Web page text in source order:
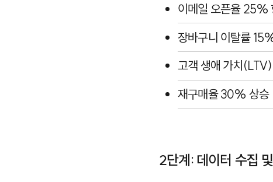
이메일 오픈율 25%
장바구니 이탈률
고객 생애 가치
재구매율 30% 상승
2단계: 데이터 수집